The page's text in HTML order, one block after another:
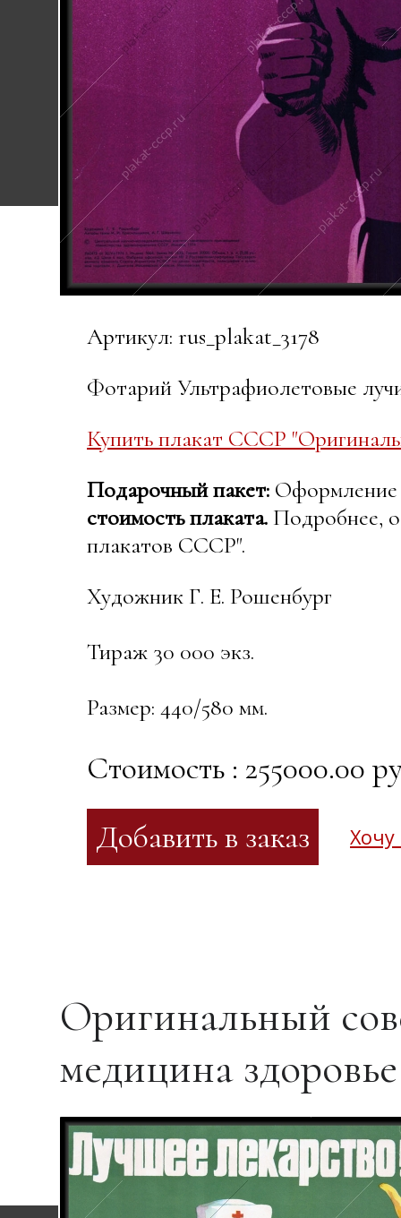
Артикул: rus_plakat_3178
Фотарий Ультрафиолетовые
Купить плакат СССР
Подарочный пакет: Оформление
стоимость плаката. Подробнее,
плакатов СССР".
Художник Г. Е. Рошенбург
Тираж 30 000 экз.
Размер: 440/580 мм.
Стоимость : 255000.00
Хочу
Оригинальный
медицина здоровье